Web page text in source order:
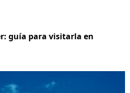
guía para visitarla en